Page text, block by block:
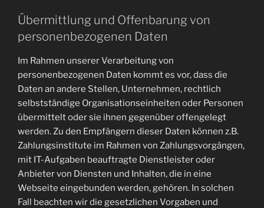
Übermittlung und Offenbarung von
personenbezogenen Daten
Im Rahmen unserer Verarbeitung von
personenbezogenen Daten kommt es vor, dass die
Daten an andere Stellen, Unternehmen, rechtlich
selbstständige Organisationseinheiten oder Personen
übermittelt oder sie ihnen gegenüber offengelegt
werden. Zu den Empfängern dieser Daten können z.B.
Zahlungsinstitute im Rahmen von Zahlungsvorgängen,
mit IT-Aufgaben beauftragte Dienstleister oder
Anbieter von Diensten und Inhalten, die in eine
Webseite eingebunden werden, gehören. In solchen
Fall beachten wir die gesetzlichen Vorgaben und